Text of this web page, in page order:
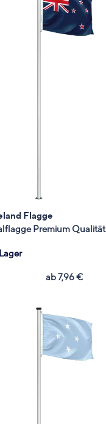
Flagge
Premium Qualität
ab7,96€